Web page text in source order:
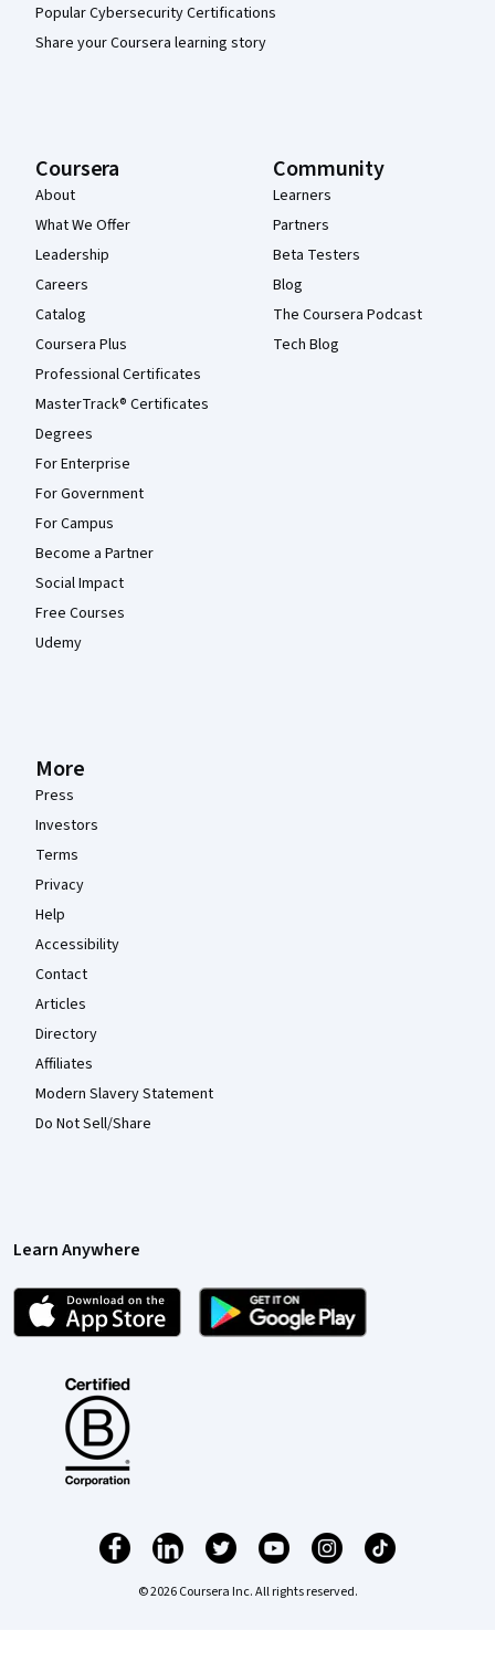
Popular Cybersecurity Certifications
Share your Coursera learning story
Coursera
About
What We Offer
Leadership
Careers
Catalog
Coursera Plus
Professional Certificates
MasterTrack® Certificates
Degrees
For Enterprise
For Government
For Campus
Become a Partner
Social Impact
Free Courses
Udemy
Community
Learners
Partners
Beta Testers
Blog
The Coursera Podcast
Tech Blog
More
Press
Investors
Terms
Privacy
Help
Accessibility
Contact
Articles
Directory
Affiliates
Modern Slavery Statement
Do Not Sell/Share
Learn Anywhere
© 2026 Coursera Inc. All rights reserved.